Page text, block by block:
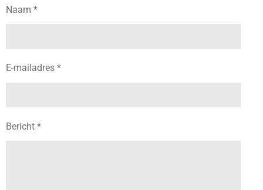
Naam *
E-mailadres *
Bericht *